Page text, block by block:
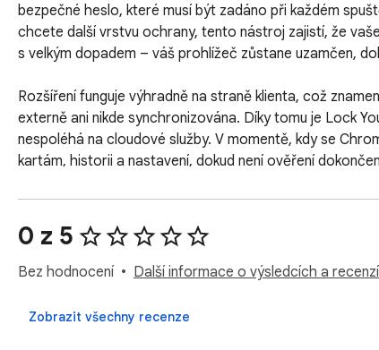
bezpečné heslo, které musí být zadáno při každém
chcete další vrstvu ochrany, tento nástroj zajistí, že
s velkým dopadem – váš prohlížeč zůstane uzamčen,
Rozšíření funguje výhradně na straně klienta, což
externě ani nikde synchronizována. Díky tomu je Lock
nespoléhá na cloudové služby. V momentě, kdy se
kartám, historii a nastavení, dokud není ověření
Rozhraní je záměrně minimalistické. Symbol ikony
Žádné rozptylování, žádné zbytečné prvky
rozšíření odráží jeho účel: jednoduchý, silný a
0 z 5
Bez hodnocení Další informace o výsledcích a
Zobrazit všechny recenze